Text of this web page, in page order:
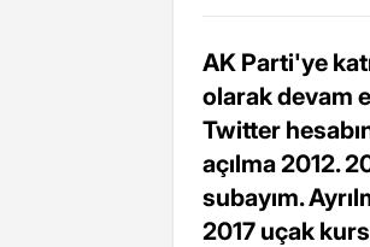
AK Parti'ye
olarak devam
Twitter
açılma 2012.
subayım.
2017 uçak